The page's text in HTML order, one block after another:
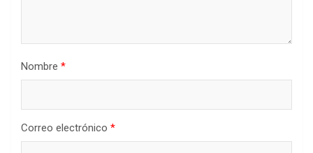
Nombre *
Correo electrónico *